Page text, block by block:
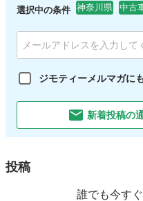
選択中の条件 神奈川県 中古
ジモティーメルマガに
新着投稿の
投稿
誰でも今す